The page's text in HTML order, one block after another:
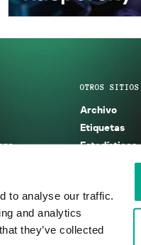
to analyse our traffic.
and analytics
they’ve collected
OTROS SITIOS
Archivo
Etiquetas
Estadísticas
Enciclopedia
KSB 2025